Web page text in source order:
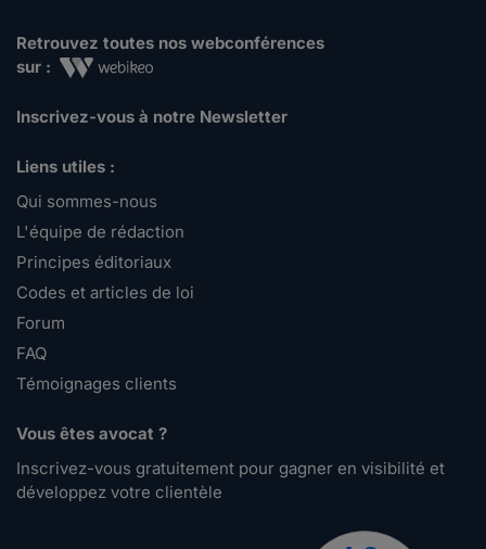
Retrouvez toutes nos webconférences
sur :
Inscrivez-vous à notre Newsletter
Liens utiles :
Qui sommes-nous
L'équipe de rédaction
Principes éditoriaux
Codes et articles de loi
Forum
FAQ
Témoignages clients
Vous êtes avocat ?
Inscrivez-vous gratuitement pour gagner en visibilité et
développez votre clientèle